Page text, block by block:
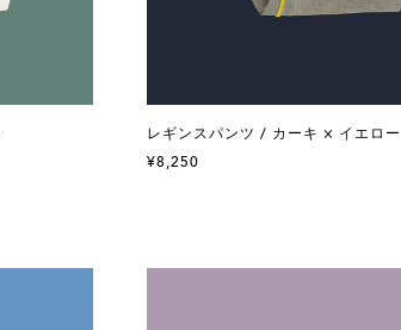
レギンスパンツ / カーキ × イエロー
¥8,250